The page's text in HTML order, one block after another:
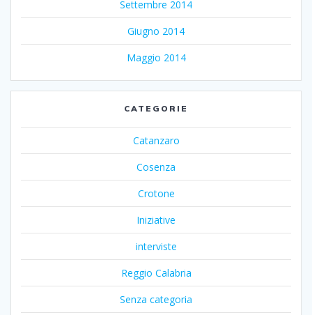
Settembre 2014
Giugno 2014
Maggio 2014
CATEGORIE
Catanzaro
Cosenza
Crotone
Iniziative
interviste
Reggio Calabria
Senza categoria